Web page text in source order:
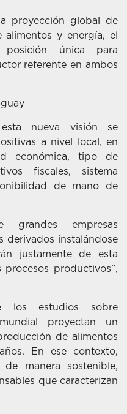
proyección global de
y energía, el
única para
referente en ambos
nueva visión se
a nivel local, en
económica, tipo de
fiscales, sistema
de mano de
grandes empresas
derivados instalándose
justamente de esta
productivos”,
los estudios sobre
proyectan un
de alimentos
En ese contexto,
manera sostenible,
que caracterizan